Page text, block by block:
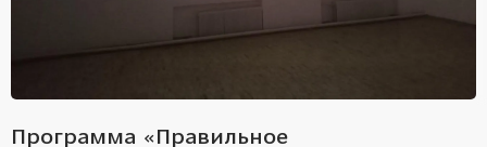
Программа «Правильное